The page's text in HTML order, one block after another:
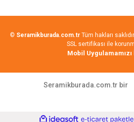
© Seramikburada.com.tr Tüm hakları
SSL sertifikası ile
Mobil
Seramikburada.com.tr bir
ideasoft